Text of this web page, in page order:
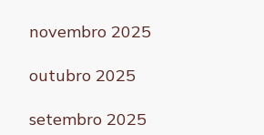
novembro 2025
outubro 2025
setembro 2025